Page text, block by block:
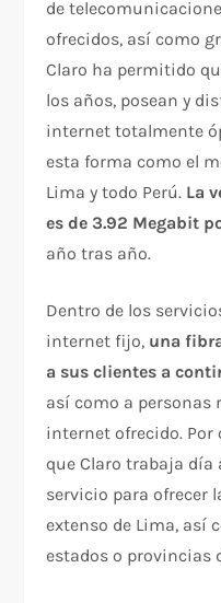
de
ofrecidos, así como
Claro ha permitido
los años, posean y
internet totalmente
esta forma como el
Lima y todo Perú. La
es de 3.92 Megabit
año tras año.
Dentro de los
internet fijo, una
a sus clientes a
así como a personas
internet ofrecido. Por
que Claro trabaja día
servicio para ofrecer
extenso de Lima, así
estados o provincias